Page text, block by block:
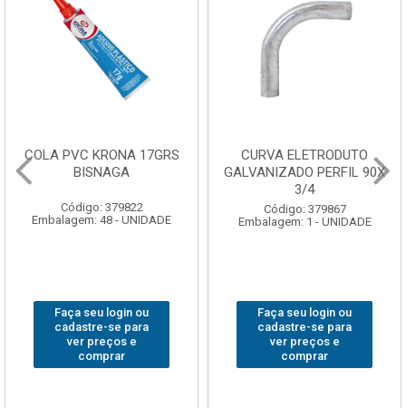
COLA PVC KRONA 17GRS
BISNAGA
Código: 379822
Embalagem: 48 - UNIDADE
Faça seu login ou
cadastre-se para
ver preços e
comprar
CURVA ELETRODUTO
GALVANIZADO PERFIL 90X
3/4
Código: 379867
Embalagem: 1 - UNIDADE
Faça seu login ou
cadastre-se para
ver preços e
comprar